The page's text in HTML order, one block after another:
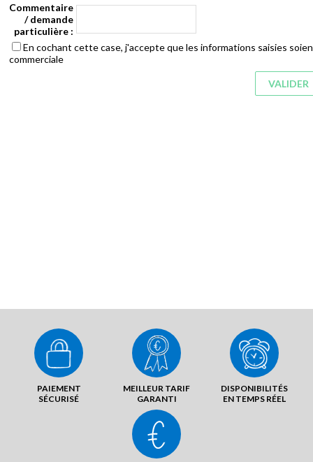
Commentaire
/ demande
particulière :
En cochant cette case, j'accepte que les informations saisies
commerciale
PAIEMENT
SÉCURISÉ
MEILLEUR TARIF
GARANTI
DISPONIBILITÉS
EN TEMPS RÉEL